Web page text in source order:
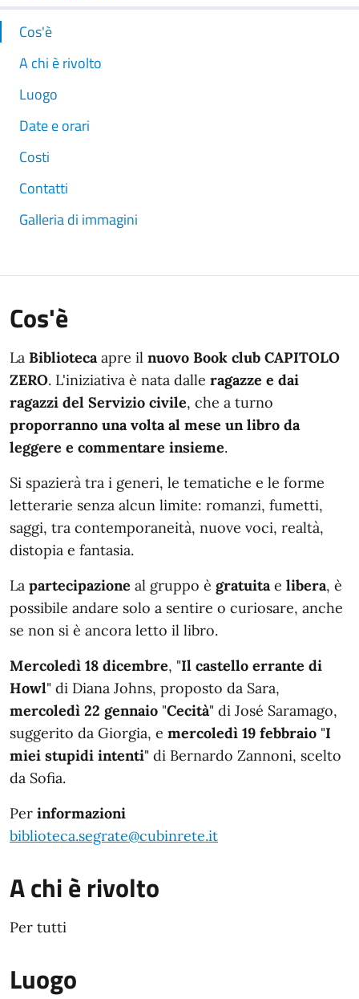
Cos'è
A chi è rivolto
Luogo
Date e orari
Costi
Contatti
Galleria di immagini
Cos'è
La Bibliotecaapre il nuovo Book club CAPITOLO
ZERO. L'iniziativa è nata dalle ragazze e dai
ragazzi del Servizio civile, che a turno
proporranno una volta al mese un libro da
leggere e commentare insieme.
Si spazierà tra i generi, le tematiche e le forme
letterarie senza alcun limite: romanzi, fumetti,
saggi, tra contemporaneità, nuove voci, realtà,
distopia e fantasia.
La partecipazione al gruppo è gratuitae libera, è
possibile andare solo a sentire o curiosare, anche
se non si è ancora letto il libro.
Mercoledì 18 dicembre, "Il castello errante di
Howl" di Diana Johns, proposto da Sara,
mercoledì 22 gennaio "Cecità" di José Saramago,
suggerito da Giorgia, e mercoledì 19 febbraio "I
miei stupidi intenti" di Bernardo Zannoni, scelto
da Sofia.
Per informazioni
biblioteca.segrate@cubinrete.it
A chi è rivolto
Per tutti
Luogo